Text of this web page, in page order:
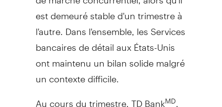
est demeuré stable d'un trimestre à
l'autre. Dans l'ensemble, les Services
bancaires de détail aux États-Unis
ont maintenu un bilan solide malgré
un contexte difficile.
Au cours du trimestre, TD BankMD